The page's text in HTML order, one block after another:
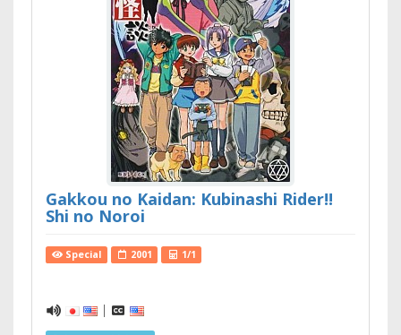
Gakkou no Kaidan: Kubinashi Rider!!
Shi no Noroi
Special 2001 1/1
|